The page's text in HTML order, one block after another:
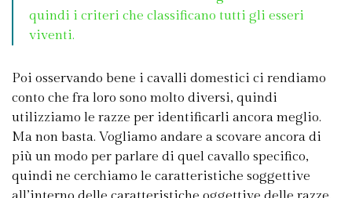
quindi i criteri che classificano tutti gli esseri
viventi.
Poi osservando bene i cavalli domestici ci rendiamo
conto che fra loro sono molto diversi, quindi
utilizziamo le razze per identificarli ancora meglio.
Ma non basta. Vogliamo andare a scovare ancora di
più un modo per parlare di quel cavallo specifico,
quindi ne cerchiamo le caratteristiche soggettive